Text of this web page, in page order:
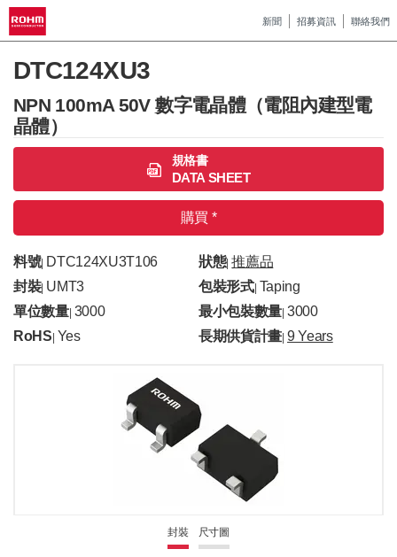
新聞 招募資訊 聯絡我們
DTC124XU3
NPN 100mA 50V 數字電晶體（電阻內建型電
晶體）
規格書
DATA SHEET
購買 *
料號| DTC124XU3T106 狀態|推薦品
封裝| UMT3 包裝形式| Taping
單位數量| 3000 最小包裝數量 |3000
RoHS Yes 長期供貨計畫 |9 Years
封裝 尺寸圖